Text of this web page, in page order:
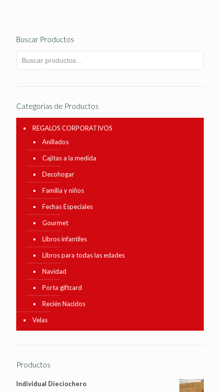
Buscar Productos
Categorías de Productos
REGALOS CORPORATIVOS
Anillados
Cajitas a la medida
Decohogar
Familia y niños
Fechas Especiales
Gourmet
Libros infantiles
Libros para todas las edades
Navidad
Porta giftcard
Recién Nacidos
Velas
Productos
Individual Dieciochero